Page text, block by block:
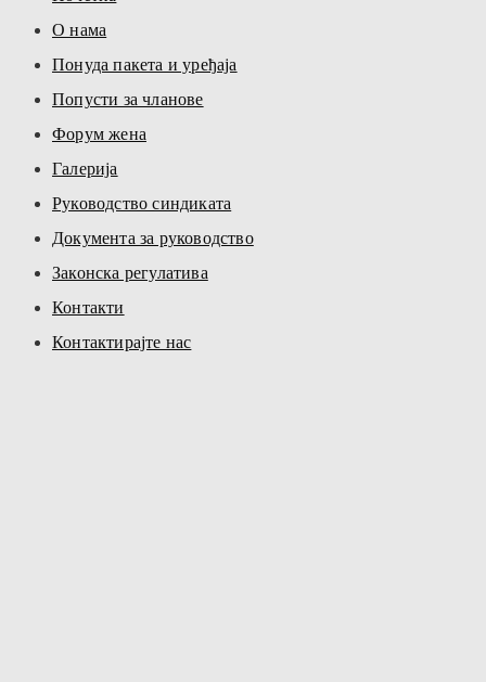
О нама
Понуда пакета и уређаја
Попусти за чланове
Форум жена
Галерија
Руководство синдиката
Документа за руководство
Законска регулатива
Контакти
Контактирајте нас